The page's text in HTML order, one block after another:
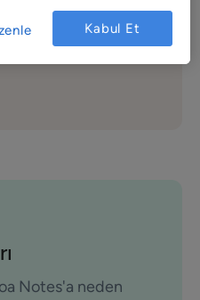
Notes'a neden
Kabul Et